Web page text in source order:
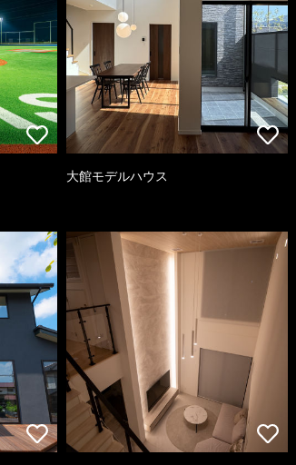
大館モデルハウス